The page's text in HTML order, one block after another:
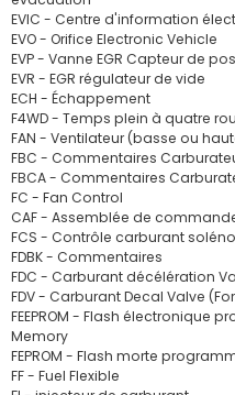
EVIC - Centre d'information
EVO - Orifice Electronic Vehicle
EVP - Vanne EGR Capteur de
EVR - EGR régulateur de vide
ECH - Échappement
F4WD - Temps plein à quatre
FAN - Ventilateur (basse ou
FBC - Commentaires
FBCA - Commentaires
FC - Fan Control
CAF - Assemblée de
FCS - Contrôle carburant
FDBK - Commentaires
FDC - Carburant décélération
FDV - Carburant Decal Valve
FEEPROM - Flash électronique
Memory
FEPROM - Flash morte
FF - Fuel Flexible